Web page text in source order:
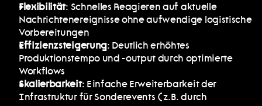
Flexibilität: Schnelles Reagieren auf aktuelle
Nachrichtenereignisse ohne aufwendige logistische
Vorbereitungen
Effizienzsteigerung: Deutlich erhöhtes
Produktionstempo und -output durch optimierte
Workflows
Skalierbarkeit: Einfache Erweiterbarkeit der
Infrastruktur für Sonderevents (z.B. durch